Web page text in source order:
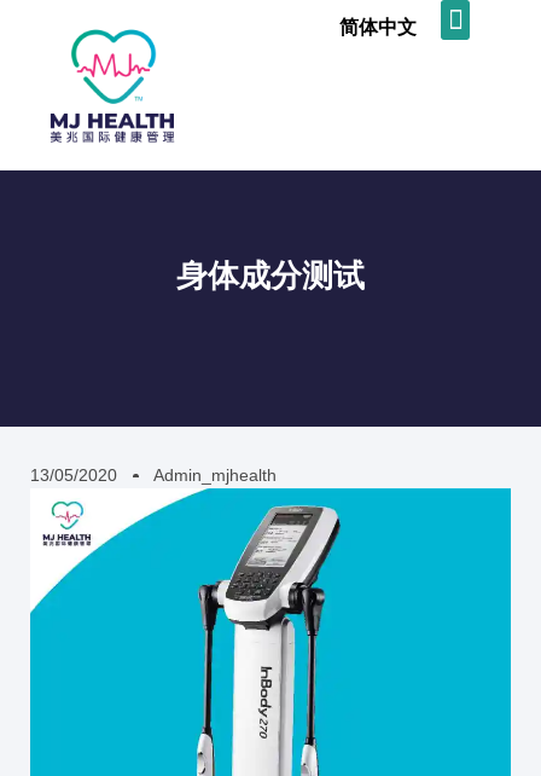
简体中文
身体成分测试
13/05/2020 Admin_mjhealth